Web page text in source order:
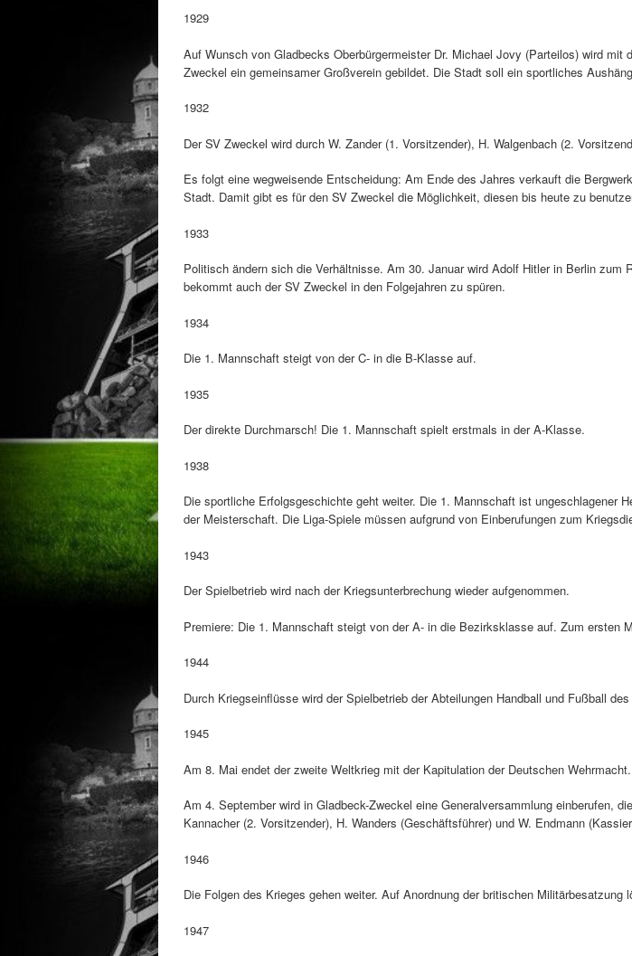
1929
Auf Wunsch von Gladbecks Oberbürgermeister Dr. Michael Jovy (Parteilos) wird
Zweckel ein gemeinsamer Großverein gebildet. Die Stadt soll ein sportliches
1932
Der SV Zweckel wird durch W. Zander (1. Vorsitzender), H. Walgenbach (2.
Es folgt eine wegweisende Entscheidung: Am Ende des Jahres verkauft die
Stadt. Damit gibt es für den SV Zweckel die Möglichkeit, diesen bis heute zu
1933
Politisch ändern sich die Verhältnisse. Am 30. Januar wird Adolf Hitler in Berlin zum
bekommt auch der SV Zweckel in den Folgejahren zu spüren.
1934
Die 1. Mannschaft steigt von der C- in die B-Klasse auf.
1935
Der direkte Durchmarsch! Die 1. Mannschaft spielt erstmals in der A-Klasse.
1938
Die sportliche Erfolgsgeschichte geht weiter. Die 1. Mannschaft ist ungeschlagener
der Meisterschaft. Die Liga-Spiele müssen aufgrund von Einberufungen zum
1943
Der Spielbetrieb wird nach der Kriegsunterbrechung wieder aufgenommen.
Premiere: Die 1. Mannschaft steigt von der A- in die Bezirksklasse auf. Zum ersten
1944
Durch Kriegseinflüsse wird der Spielbetrieb der Abteilungen Handball und Fußball
1945
Am 8. Mai endet der zweite Weltkrieg mit der Kapitulation der Deutschen Wehrmacht.
Am 4. September wird in Gladbeck-Zweckel eine Generalversammlung einberufen,
Kannacher (2. Vorsitzender), H. Wanders (Geschäftsführer) und W. Endmann
1946
Die Folgen des Krieges gehen weiter. Auf Anordnung der britischen
1947